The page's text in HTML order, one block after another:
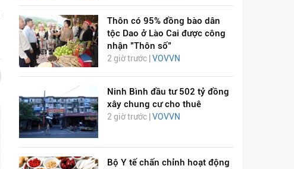
Thôn có 95% đồng bào dân
tộc Dao ở Lào Cai được công
nhận "Thôn số"
2 giờ trước | VOVVN
Ninh Bình đầu tư 502 tỷ đồng
xây chung cư cho thuê
2 giờ trước | VOVVN
Bộ Y tế chấn chỉnh hoạt động